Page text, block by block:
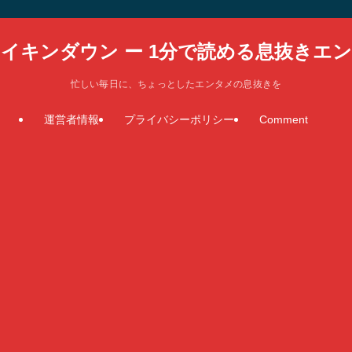
キンダウン ー 1分で読める息抜きエ
忙しい毎日に、ちょっとしたエンタメの息抜きを
運営者情報 プライバシーポリシー Comment